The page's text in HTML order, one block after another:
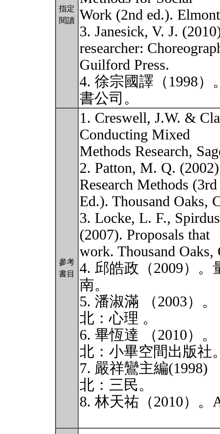
指定
閱讀 Work (2nd ed.).
3. Janesick, V. J.
researcher:
Guilford Press.
4. 徐宗國譯（1998
書公司。
參考
書目
1. Creswell, J.W. &
Conducting Mixed
Methods Research,
2. Patton, M. Q.
Research Methods (3rd
Ed.). Thousand Oaks,
3. Locke, L. F.,
(2007). Proposals that
work. Thousand Oaks,
4. 邱皓政（2009）
南。
5. 潘淑滿 （2003）
北：心理 。
6. 畢恆達 （2010）
北：小畢空間出版社
7. 嚴祥鸞主編(1998)
北：三民。
8. 林天祐（2010）。